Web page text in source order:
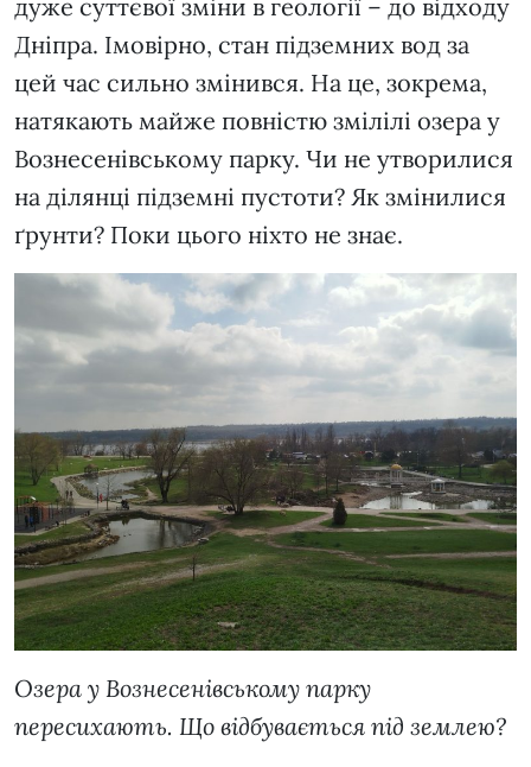
дуже суттєвої зміни в геології – до відходу
Дніпра. Імовірно, стан підземних вод за
цей час сильно змінився. На це, зокрема,
натякають майже повністю змілілі озера у
Вознесенівському парку. Чи не утворилися
на ділянці підземні пустоти? Як змінилися
ґрунти? Поки цього ніхто не знає.
Озера у Вознесенівському парку
пересихають. Що відбувається під землею?